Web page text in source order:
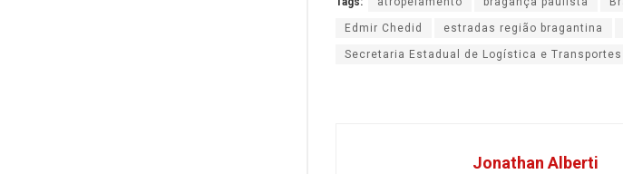
Edmir Chedid estradas região bragantina
Secretaria Estadual de Logística e Transportes
Jonathan Alberti